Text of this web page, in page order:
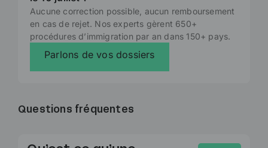
Aucune correction possible, aucun remboursement
en cas de rejet. Nos experts gèrent 650+
procédures d’immigration par an dans 150+ pays.
Parlons de vos dossiers
Questions fréquentes